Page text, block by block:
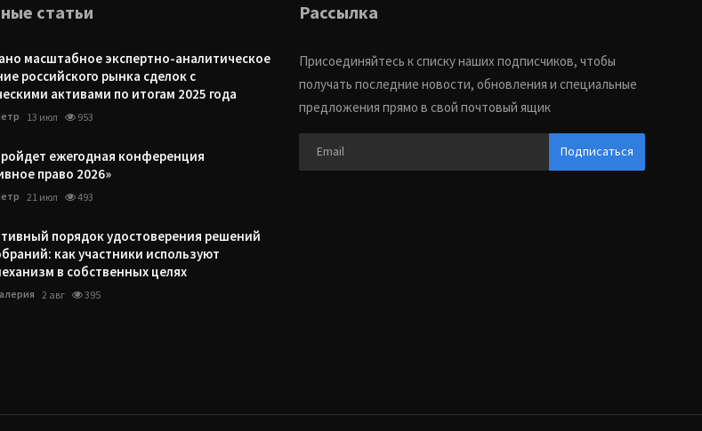
статьи
масштабное экспертно-аналитическое
российского рынка сделок с
активами по итогам 2025 года
13 июл 953
ежегодная конференция
право 2026»
21 июл 493
порядок удостоверения решений
как участники используют
в собственных целях
2 авг 395
Рассылка
Присоединяйтесь к списку наших подписчиков, чтобы
получать последние новости, обновления и специальные
предложения прямо в свой почтовый ящик
Подписаться